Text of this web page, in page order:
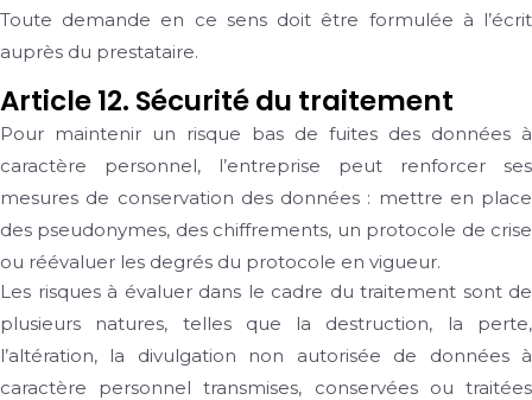
Toute demande en ce sens doit être formulée à l’écrit
auprès du prestataire.
Article 12. Sécurité du traitement
Pour maintenir un risque bas de fuites des données à
caractère personnel, l’entreprise peut renforcer ses
mesures de conservation des données : mettre en place
des pseudonymes, des chiffrements, un protocole de crise
ou réévaluer les degrés du protocole en vigueur.
Les risques à évaluer dans le cadre du traitement sont de
plusieurs natures, telles que la destruction, la perte,
l’altération, la divulgation non autorisée de données à
caractère personnel transmises, conservées ou traitées